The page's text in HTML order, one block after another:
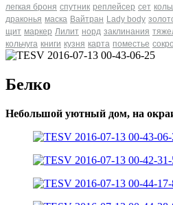
легкая броня спутник реплейсер сет
драконья маска Вайтран Lady body
щит маркер Лилит норд заклинания
кольчуга книги кузня карта поместье
Белко
Небольшой уютный дом, на